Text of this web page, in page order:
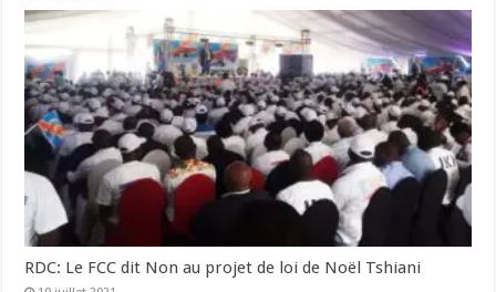
RDC: Le FCC dit Non au projet de loi de Noël Tshiani